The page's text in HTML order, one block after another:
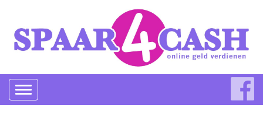
Toggle
navigation